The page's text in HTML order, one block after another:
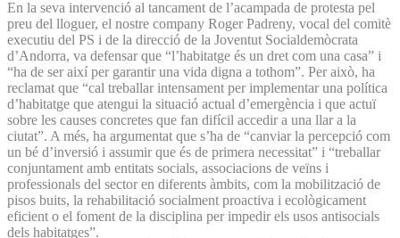
En la seva intervenció al tancament de l’acampada de protesta pel
preu del lloguer, el nostre company Roger Padreny, vocal del comitè
executiu del PS i de la direcció de la Joventut Socialdemòcrata
d’Andorra, va defensar que “l’habitatge és un dret com una casa” i
“ha de ser així per garantir una vida digna a tothom”. Per això, ha
reclamat que “cal treballar intensament per implementar una política
d’habitatge que atengui la situació actual d’emergència i que actuï
sobre les causes concretes que fan difícil accedir a una llar a la
ciutat”. A més, ha argumentat que s’ha de “canviar la percepció com
un bé d’inversió i assumir que és de primera necessitat” i “treballar
conjuntament amb entitats socials, associacions de veïns i
professionals del sector en diferents àmbits, com la mobilització de
pisos buits, la rehabilitació socialment proactiva i ecològicament
eficient o el foment de la disciplina per impedir els usos antisocials
dels habitatges”.